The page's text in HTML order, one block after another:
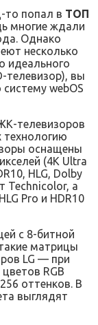
то попал в ТОП
многие ждали
Однако
несколько
идеального
телевизор), вы
webOS
телевизоров
технологию
оснащены
(4K Ultra
HLG, Dolby
Technicolor, а
Pro и HDR10
с 8-битной
матрицы
LG — при
RGB
оттенков. В
выглядят